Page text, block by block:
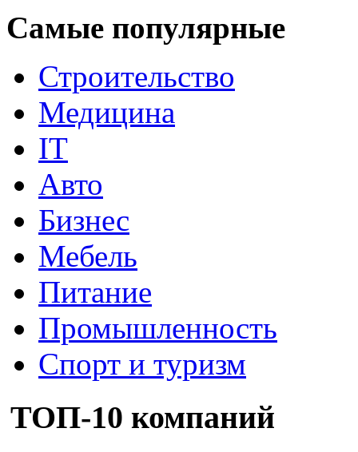
Самые популярные
Строительство
Медицина
IT
Авто
Бизнес
Мебель
Питание
Промышленность
Спорт и туризм
ТОП-10 компаний